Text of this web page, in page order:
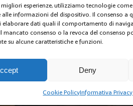
migliori esperienze, utilizziamo tecnologie
alle informazioni del dispositivo. Il consenso a
elaborare dati quali il comportamento di
mancato consenso o la revoca del consenso
su alcune caratteristiche e funzioni.
Deny
Cookie PolicyInformativa Privacy
Canada, come lo immaginate?
SIAMO COOKIE